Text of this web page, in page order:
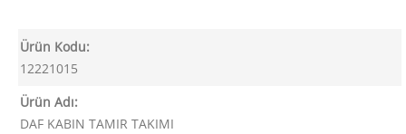
Ürün Kodu:
12221015
Ürün Adı:
DAF KABIN TAMIR TAKIMI